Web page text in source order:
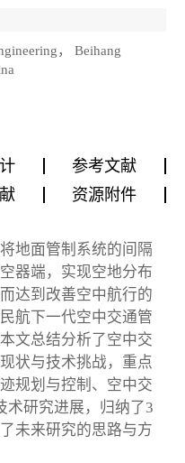
， Beihang
参考文献
资源附件
地面管制系统的间隔
器端，实现空地分布
达到改善空中航行的
航下一代空中交通管
文总结分析了空中交
状与技术挑战，重点
规划与控制、空中交
术研究进展，归纳了3
未来研究的思路与方